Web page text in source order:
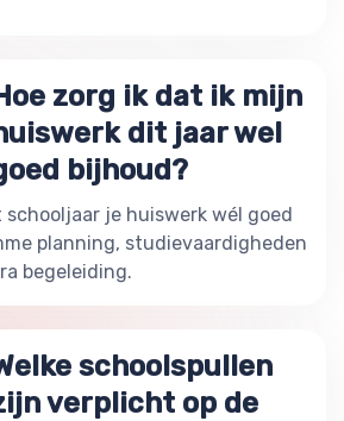
zorg ik dat ik mijn
dit jaar wel
bijhoud?
je huiswerk wél goed
planning, studievaardigheden
begeleiding.
schoolspullen
verplicht op de